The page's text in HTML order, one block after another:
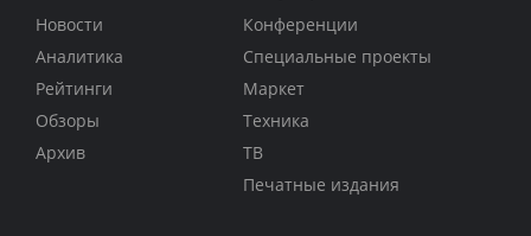
Новости
Аналитика
Рейтинги
Обзоры
Архив
Конференции
Специальные проекты
Маркет
Техника
ТВ
Печатные издания